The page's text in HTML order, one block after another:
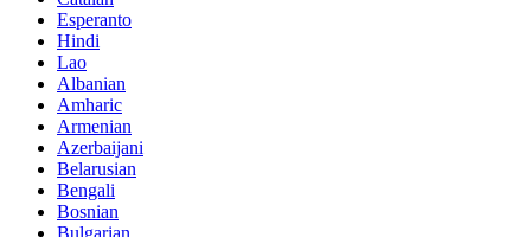
Esperanto
Hindi
Lao
Albanian
Amharic
Armenian
Azerbaijani
Belarusian
Bengali
Bosnian
Bulgarian